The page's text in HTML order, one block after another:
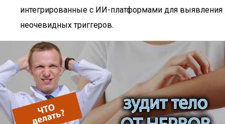
интегрированные с ИИ-платформами для выявления
неочевидных триггеров.